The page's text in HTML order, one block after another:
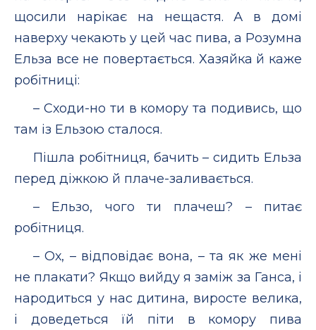
щосили нарікає на нещастя. А в домі
наверху чекають у цей час пива, а Розумна
Ельза все не повертається. Хазяйка й каже
робітниці:
– Сходи-но ти в комору та подивись, що
там із Ельзою сталося.
Пішла робітниця, бачить – сидить Ельза
перед діжкою й плаче-заливається.
– Ельзо, чого ти плачеш? – питає
робітниця.
– Ох, – відповідає вона, – та як же мені
не плакати? Якщо вийду я заміж за Ганса, і
народиться у нас дитина, виросте велика,
і доведеться їй піти в комору пива